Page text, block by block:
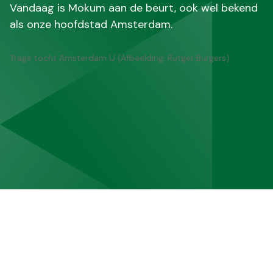
Vandaag is Mokum aan de beurt, ook wel bekend
als onze hoofdstad Amsterdam.
Trage tocht Amsterdam IJ (Afbeelding: Rutger Burgers)